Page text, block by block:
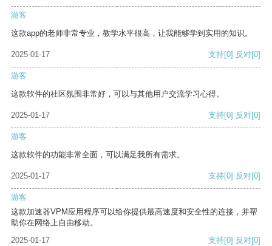
游客
这款app的老师非常专业，教学水平很高，让我能够学到实用的知识。
2025-01-17 支持[0] 反对[0]
游客
这款软件的社区氛围非常好，可以与其他用户交流学习心得。
2025-01-17 支持[0] 反对[0]
游客
这款软件的功能非常全面，可以满足我所有需求。
2025-01-17 支持[0] 反对[0]
游客
这款加速器VPM应用程序可以给你提供最高速度和安全性的连接，并帮
助你在网络上自由移动。
2025-01-17
支持[0] 反对[0]